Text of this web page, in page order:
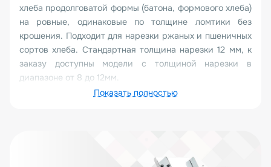
хлеба продолговатой формы (батона, формового хлеба)
на ровные, одинаковые по толщине ломтики без
крошения. Подходит для нарезки ржаных и пшеничных
сортов хлеба. Стандартная толщина нарезки 12 мм, к
заказу доступны модели с толщиной нарезки в
диапазоне от 8 до 12мм.
Основные сферы применения — предприятия
зависимости от толщины ломтиков). Особая форма
Показать полностью